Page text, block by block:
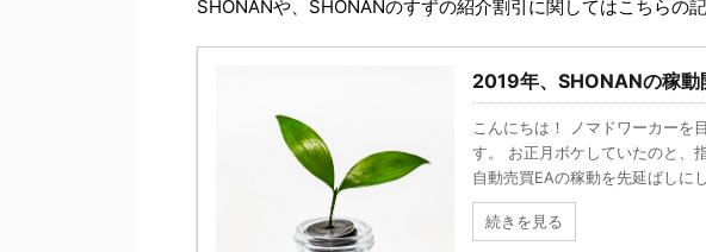
SHONANや、SHONANのすずの紹介割引に関してはこちらの
2019年、SHONANの稼動
こんにちは！ ノマドワーカーを
す。 お正月ボケしていたのと、
自動売買EAの稼動を先延ばしに
続きを見る